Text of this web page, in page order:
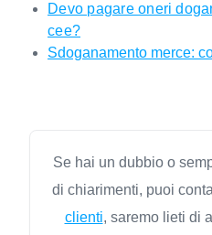
Devo pagare oneri
cee?
Sdoganamento merce:
Se hai un dubbio o
di chiarimenti, puoi
clienti, saremo lieti di